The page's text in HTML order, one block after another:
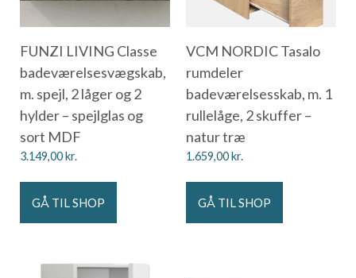
FUNZI LIVING Classe
badeværelsesvægskab,
m. spejl, 2 låger og 2
hylder – spejlglas og
sort MDF
3.149,00kr.
GÅ TIL SHOP
VCM NORDIC Tasalo
rumdeler
badeværelsesskab, m. 1
rullelåge, 2 skuffer –
natur træ
1.659,00kr.
GÅ TIL SHOP